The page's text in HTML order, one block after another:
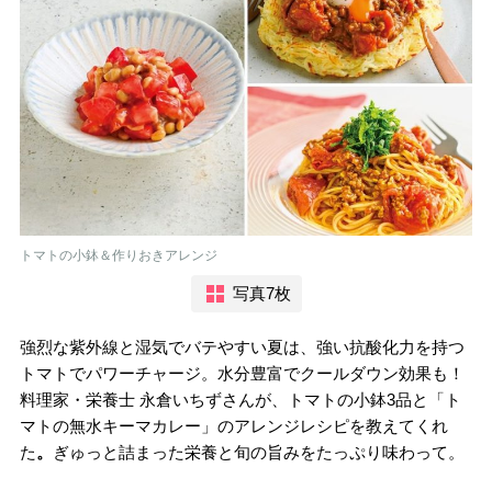
トマトの小鉢＆作りおきアレンジ
写真7枚
強烈な紫外線と湿気でバテやすい夏は、強い抗酸化力を持つ
トマトでパワーチャージ。水分豊富でクールダウン効果も！
料理家・栄養士 永倉いちずさんが、トマトの小鉢3品と「ト
マトの無水キーマカレー」のアレンジレシピを教えてくれ
た。 ぎゅっと詰まった栄養と旬の旨みをたっぷり味わって。